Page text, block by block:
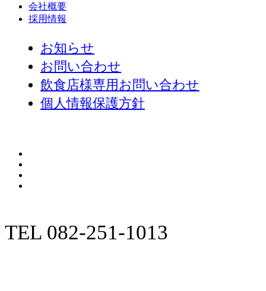
会社概要
採用情報
お知らせ
お問い合わせ
飲食店様専用お問い合わせ
個人情報保護方針
TEL 082-251-1013